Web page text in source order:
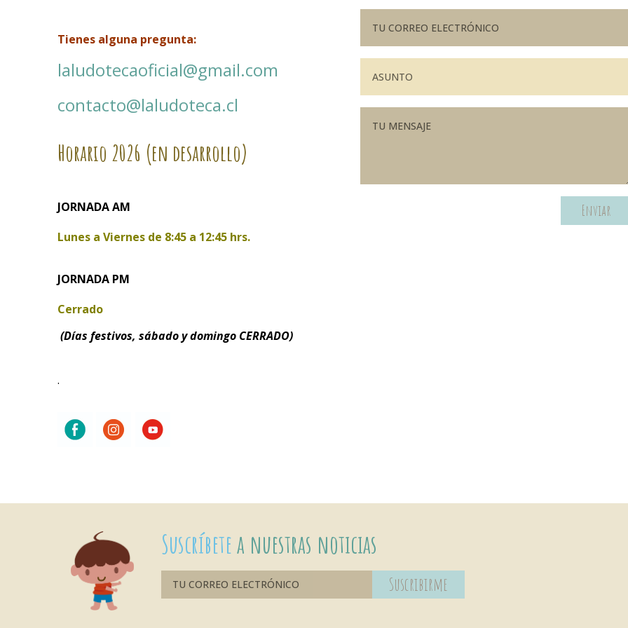
Tienes alguna pregunta:
laludotecaoficial@gmail.com
contacto@laludoteca.cl
Horario 2026 (en desarrollo)
JORNADA AM
Lunes a Viernes de 8:45 a 12:45 hrs.
JORNADA PM
Cerrado
(Días festivos, sábado y domingo CERRADO)
.
Enviar
Suscríbetea nuestras noticias
Suscribirme